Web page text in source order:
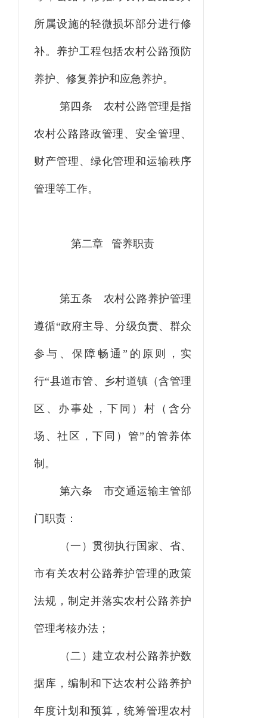
所属设施的轻微损坏部分进行修
补。养护工程包括农村公路预防
养护、修复养护和应急养护。
第四条 农村公路管理是指
农村公路路政管理、安全管理、
财产管理、绿化管理和运输秩序
管理等工作。
第二章 管养职责
第五条 农村公路养护管理
遵循“政府主导、分级负责、群众
参与、保障畅通”的原则，实
行“县道市管、乡村道镇（含管理
区、办事处，下同）村（含分
场、社区，下同）管”的管养体
制。
第六条 市交通运输主管部
门职责：
（一）贯彻执行国家、省、
市有关农村公路养护管理的政策
法规，制定并落实农村公路养护
管理考核办法；
（二）建立农村公路养护数
据库，编制和下达农村公路养护
年度计划和预算，统筹管理农村